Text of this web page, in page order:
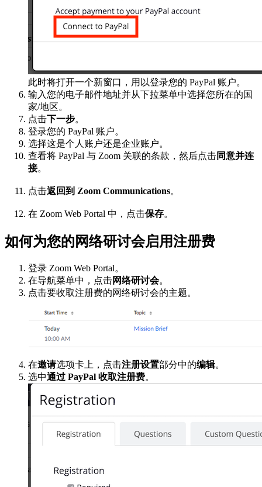
此时将打开一个新窗口，用以登录您的 PayPal 账户。
输入您的电子邮件地址并从下拉菜单中选择您所在的国
家/地区。
点击下一步。
登录您的 PayPal 账户。
选择这是个人账户还是企业账户。
查看将 PayPal 与 Zoom 关联的条款，然后点击同意并连
接。
点击返回到 Zoom Communications。
在 Zoom Web Portal 中，点击保存。
如何为您的网络研讨会启用注册费
登录 Zoom Web Portal。
在导航菜单中，点击网络研讨会。
点击要收取注册费的网络研讨会的主题。
在邀请选项卡上，点击注册设置部分中的编辑。
选中通过 PayPal 收取注册费。